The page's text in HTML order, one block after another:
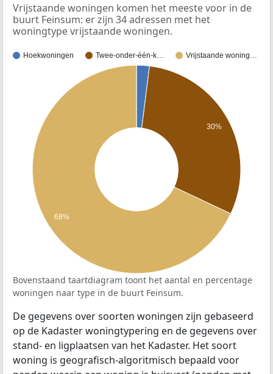
Vrijstaande woningen komen het meeste voor in de
buurt Feinsum: er zijn 34 adressen met het
woningtype vrijstaande woningen.
Hoekwoningen Twee-onder-één-k… Vrijstaande woning…
30%
68%
Bovenstaand taartdiagram toont het aantal en percentage
woningen naar type in de buurt Feinsum.
De gegevens over soorten woningen zijn gebaseerd
op de Kadaster woningtypering en de gegevens over
stand- en ligplaatsen van het Kadaster. Het soort
woning is geografisch-algoritmisch bepaald voor